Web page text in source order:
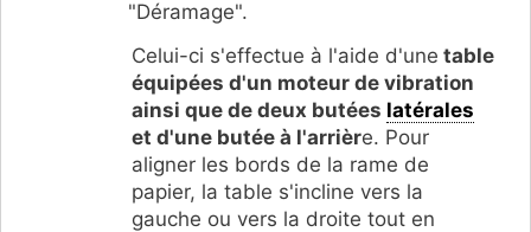
"Déramage".
Celui-ci s'effectue à l'aide d'une table
équipées d'un moteur de vibration
ainsi que de deux butées latérales
et d'une butée à l'arrière. Pour
aligner les bords de la rame de
papier, la table s'incline vers la
gauche ou vers la droite tout en